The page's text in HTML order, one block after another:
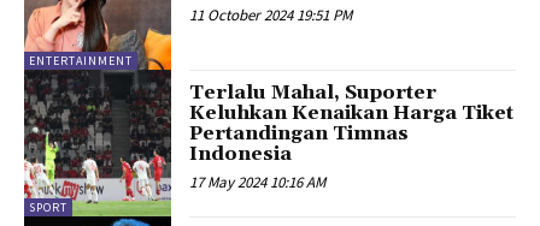
ENTERTAINMENT
11 October 2024 19:51 PM
SPORT
Terlalu Mahal, Suporter
Keluhkan Kenaikan Harga Tiket
Pertandingan Timnas
Indonesia
17 May 2024 10:16 AM